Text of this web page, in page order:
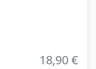
18,90 €